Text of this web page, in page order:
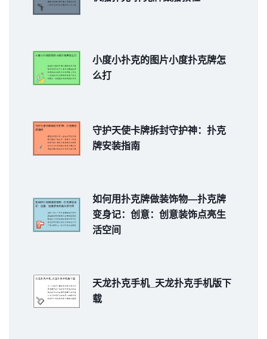
小度小扑克的图片小度扑克牌怎
么打
守护天使卡牌拆封守护神：扑克
牌安装指南
如何用扑克牌做装饰物—扑克牌
变身记：创意：创意装饰点亮生
活空间
天龙扑克手机_天龙扑克手机版下
载